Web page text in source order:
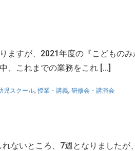
ますが、2021年度の『こどもの
、これまでの業務をこれ […]
児スクール, 授業・講義, 研修会・講演会
ないところ、7週となりましたが